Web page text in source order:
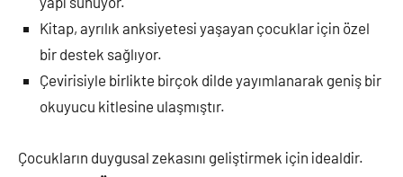
Kitap, ayrılık anksiyetesi yaşayan çocuklar için özel
bir destek sağlıyor.
Çevirisiyle birlikte birçok dilde yayımlanarak geniş bir
okuyucu kitlesine ulaşmıştır.
Çocukların duygusal zekasını geliştirmek için idealdir.